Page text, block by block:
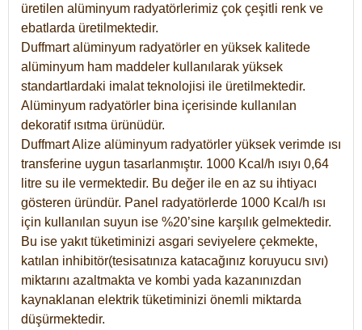
üretilen alüminyum radyatörlerimiz çok çeşitli renk ve
ebatlarda üretilmektedir.
Duffmart alüminyum radyatörler en yüksek kalitede
alüminyum ham maddeler kullanılarak yüksek
standartlardaki imalat teknolojisi ile üretilmektedir.
Alüminyum radyatörler bina içerisinde kullanılan
dekoratif ısıtma ürünüdür.
Duffmart Alize alüminyum radyatörler yüksek verimde ısı
transferine uygun tasarlanmıştır. 1000 Kcal/h ısıyı 0,64
litre su ile vermektedir. Bu değer ile en az su ihtiyacı
gösteren üründür. Panel radyatörlerde 1000 Kcal/h ısı
için kullanılan suyun ise %20’sine karşılık gelmektedir.
Bu ise yakıt tüketiminizi asgari seviyelere çekmekte,
katılan inhibitör(tesisatınıza katacağınız koruyucu sıvı)
miktarını azaltmakta ve kombi yada kazanınızdan
kaynaklanan elektrik tüketiminizi önemli miktarda
düşürmektedir.